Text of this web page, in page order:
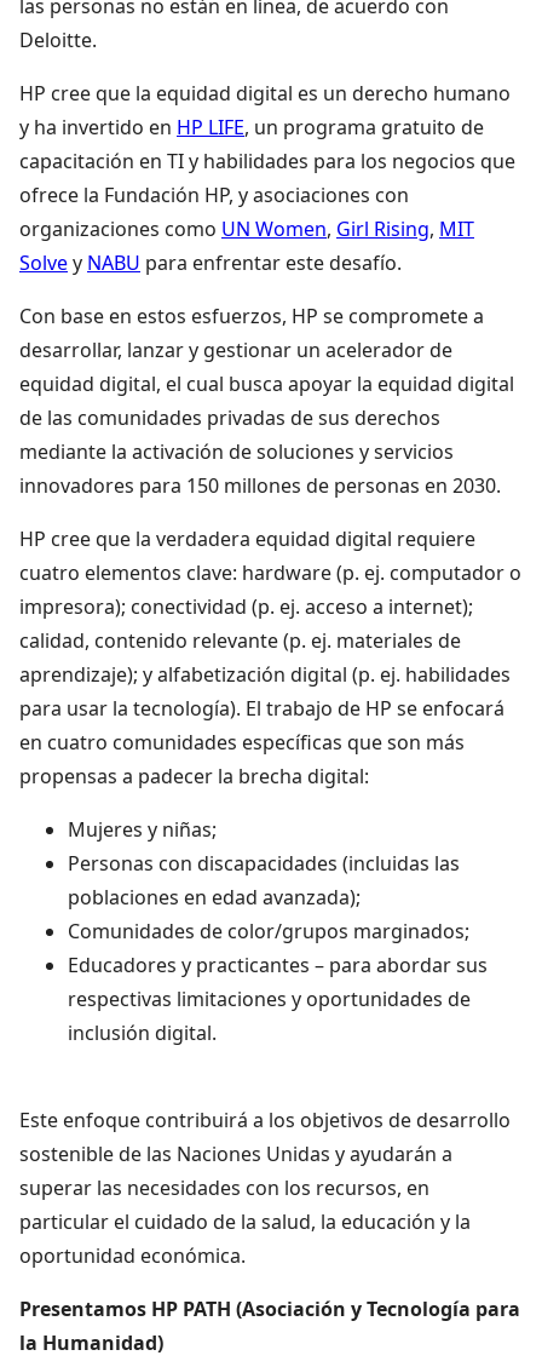
las personas no están en línea, de acuerdo con
Deloitte.
HP cree que la equidad digital es un derecho humano
y ha invertido en HP LIFE, un programa gratuito de
capacitación en TI y habilidades para los negocios que
ofrece la Fundación HP, y asociaciones con
organizaciones como UN Women, Girl Rising, MIT
Solvey NABU para enfrentar este desafío.
Con base en estos esfuerzos, HP se compromete a
desarrollar, lanzar y gestionar un acelerador de
equidad digital, el cual busca apoyar la equidad digital
de las comunidades privadas de sus derechos
mediante la activación de soluciones y servicios
innovadores para 150 millones de personas en 2030.
HP cree que la verdadera equidad digital requiere
cuatro elementos clave: hardware (p. ej. computador o
impresora); conectividad (p. ej. acceso a internet);
calidad, contenido relevante (p. ej. materiales de
aprendizaje); y alfabetización digital (p. ej. habilidades
para usar la tecnología). El trabajo de HP se enfocará
en cuatro comunidades específicas que son más
propensas a padecer la brecha digital:
Mujeres y niñas;
Personas con discapacidades (incluidas las
poblaciones en edad avanzada);
Comunidades de color/grupos marginados;
Educadores y practicantes – para abordar sus
respectivas limitaciones y oportunidades de
inclusión digital.
Este enfoque contribuirá a los objetivos de desarrollo
sostenible de las Naciones Unidas y ayudarán a
superar las necesidades con los recursos, en
particular el cuidado de la salud, la educación y la
oportunidad económica.
Presentamos HP PATH (Asociación y Tecnología para
la Humanidad)